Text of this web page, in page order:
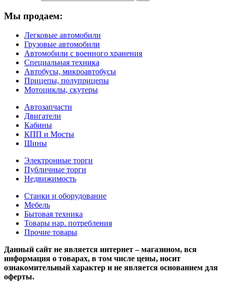
Мы продаем:
Легковые автомобили
Грузовые автомобили
Автомобили с военного хранения
Специальная техника
Автобусы, микроавтобусы
Прицепы, полуприцепы
Мотоциклы, скутеры
Автозапчасти
Двигатели
Кабины
КПП и Мосты
Шины
Электронные торги
Публичные торги
Недвижимость
Станки и оборудование
Мебель
Бытовая техника
Товары нар. потребления
Прочие товары
Данный сайт не является интернет – магазином, вся
информация о товарах, в том числе цены, носит
ознакомительный характер и не является основанием для
оферты.